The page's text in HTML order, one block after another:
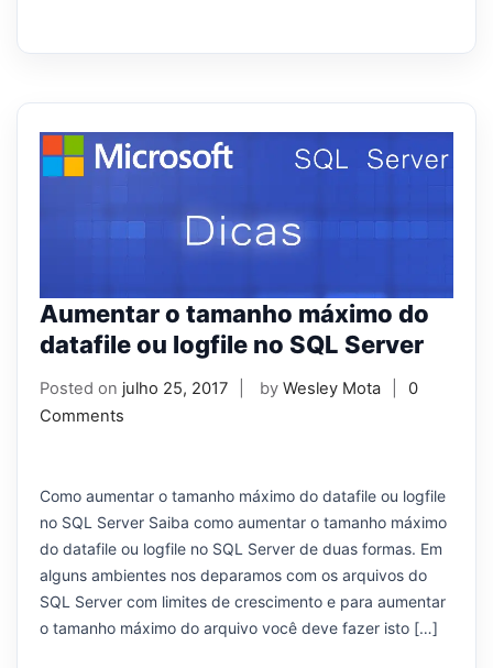
Aumentar o tamanho máximo do
datafile ou logfile no SQL Server
Posted on julho 25, 2017 by Wesley Mota
0
Comments
Como aumentar o tamanho máximo do datafile ou logfile
no SQL Server Saiba como aumentar o tamanho máximo
do datafile ou logfile no SQL Server de duas formas. Em
alguns ambientes nos deparamos com os arquivos do
SQL Server com limites de crescimento e para aumentar
o tamanho máximo do arquivo você deve fazer isto […]